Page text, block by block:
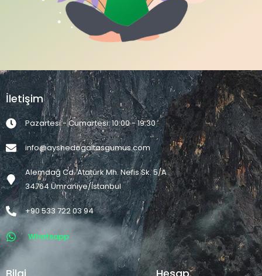
İletişim
Pazartesi - Cumartesi: 10:00 - 19:30
info@ayshedogaltasgumus.com
Alemdağ Cd. Atatürk Mh. Nefis Sk. 5/A
34764 Ümraniye/İstanbul
+90 533 722 03 94
Whatsapp